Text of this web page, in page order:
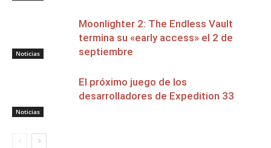
Noticias
Moonlighter 2: The Endless Vault
termina su «early access» el 2 de
septiembre
Noticias
El próximo juego de los
desarrolladores de Expedition 33